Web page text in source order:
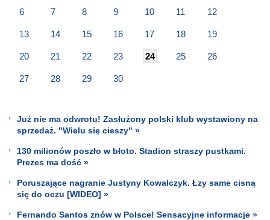
6 7 8 9 10 11 12
13 14 15 16 17 18 19
20 21 22 23 24 25 26
27 28 29 30
Już nie ma odwrotu! Zasłużony polski klub wystawiony na
sprzedaż. "Wielu się cieszy" »
130 milionów poszło w błoto. Stadion straszy pustkami.
Prezes ma dość »
Poruszające nagranie Justyny Kowalczyk. Łzy same cisną
się do oczu [WIDEO] »
Fernando Santos znów w Polsce! Sensacyjne informacje »